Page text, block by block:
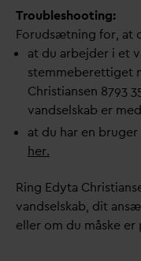
Troubleshooting:
Forudsætning for, at
at du arbejder i et v
stemmeberettiget
Christiansen 8793
vandselskab er
at du har en
her.
Ring Edyta
vandselskab, dit
eller om du måske